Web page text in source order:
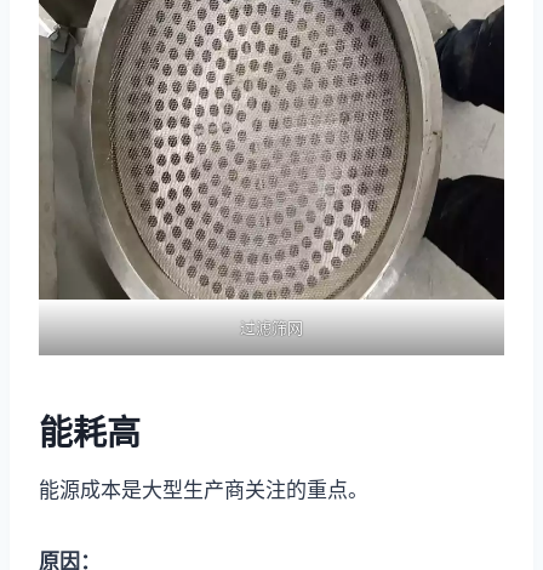
过滤筛网
能耗高
能源成本是大型生产商关注的重点。
原因：